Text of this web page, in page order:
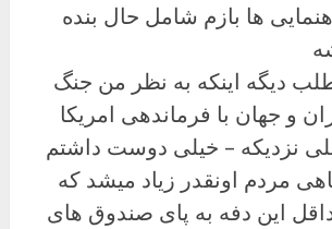
ها بازم شامل حال بنده
دیگه اینکه به نظر من جنگ
و جهان با فرماندهی امریکا
نزدیکه – خیلی دوست داشتم
مردم اونقدر زیاد میشد که
این دفه به پای صندوق های